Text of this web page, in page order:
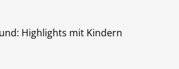
Highlights mit Kindern